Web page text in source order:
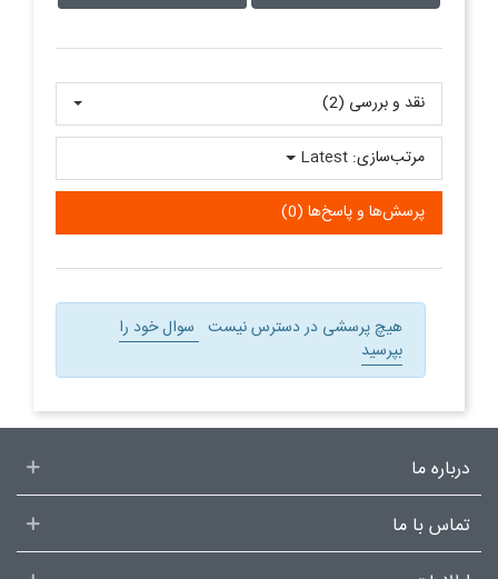
نقد و بررسی‌‌ (2)
پرسش‌ها و پاسخ‌ها (0)
مرتب‌سازی: Latest
هیچ پرسشی در دسترس نیست سوال خود را
بپرسید
درباره ما
تماس با ما